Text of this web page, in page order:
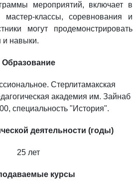
мероприятий, включает в
мастер-классы, соревнования и
могут продемонстрировать
и навыки.
Образование
Стерлитамакская
академия им. Зайнаб
специальность "История".
деятельности (годы)
25 лет
курсы